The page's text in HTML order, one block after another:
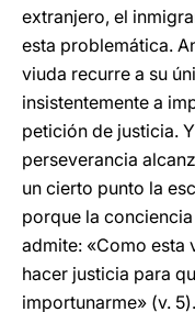
extranjero, el
esta problemática.
viuda recurre a su
insistentemente a
petición de justicia.
perseverancia
un cierto punto la
porque la
admite: «Como esta
hacer justicia para
importunarme» (v. 5).